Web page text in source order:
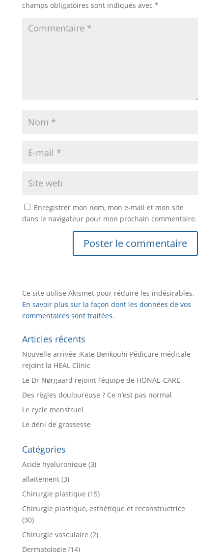
champs obligatoires sont indiqués avec *
Enregistrer mon nom, mon e-mail et mon site
dans le navigateur pour mon prochain commentaire.
Ce site utilise Akismet pour réduire les indésirables.
En savoir plus sur la façon dont les données de vos
commentaires sont traitées.
Articles récents
Nouvelle arrivée :Kate Benkouhi Pédicure médicale
rejoint la HEAL Clinic
Le Dr Nørgaard rejoint l’équipe de HONAE-CARE
Des règles douloureuse ? Ce n’est pas normal
Le cycle menstruel
Le déni de grossesse
Catégories
Acide hyaluronique (3)
allaitement(3)
Chirurgie plastique (15)
Chirurgie plastique, esthétique et reconstructrice
(30)
Chirurgie vasculaire (2)
Dermatologie (14)